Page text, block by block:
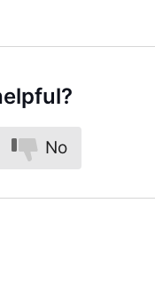
No